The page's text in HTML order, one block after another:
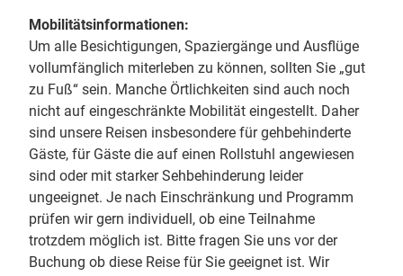
Mobilitätsinformationen:
Um alle Besichtigungen, Spaziergänge und Ausflüge
vollumfänglich miterleben zu können, sollten Sie „gut
zu Fuß“ sein. Manche Örtlichkeiten sind auch noch
nicht auf eingeschränkte Mobilität eingestellt. Daher
sind unsere Reisen insbesondere für gehbehinderte
Gäste, für Gäste die auf einen Rollstuhl angewiesen
sind oder mit starker Sehbehinderung leider
ungeeignet. Je nach Einschränkung und Programm
prüfen wir gern individuell, ob eine Teilnahme
trotzdem möglich ist. Bitte fragen Sie uns vor der
Buchung ob diese Reise für Sie geeignet ist. Wir